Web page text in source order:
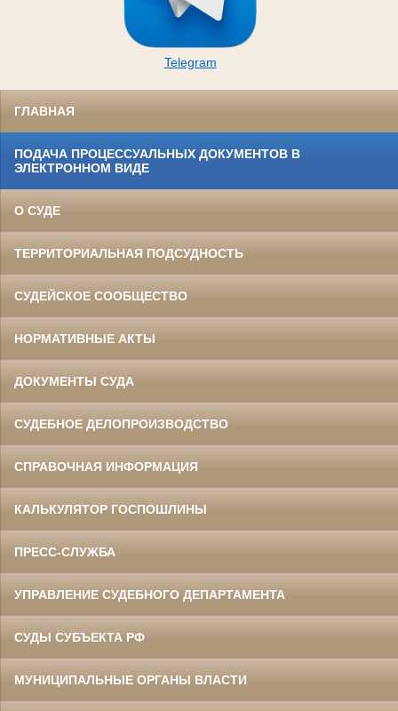
Telegram
ГЛАВНАЯ
ПОДАЧА ПРОЦЕССУАЛЬНЫХ ДОКУМЕНТОВ В
ЭЛЕКТРОННОМ ВИДЕ
О СУДЕ
ТЕРРИТОРИАЛЬНАЯ ПОДСУДНОСТЬ
СУДЕЙСКОЕ СООБЩЕСТВО
НОРМАТИВНЫЕ АКТЫ
ДОКУМЕНТЫ СУДА
СУДЕБНОЕ ДЕЛОПРОИЗВОДСТВО
СПРАВОЧНАЯ ИНФОРМАЦИЯ
КАЛЬКУЛЯТОР ГОСПОШЛИНЫ
ПРЕСС-СЛУЖБА
УПРАВЛЕНИЕ СУДЕБНОГО ДЕПАРТАМЕНТА
СУДЫ СУБЪЕКТА РФ
МУНИЦИПАЛЬНЫЕ ОРГАНЫ ВЛАСТИ